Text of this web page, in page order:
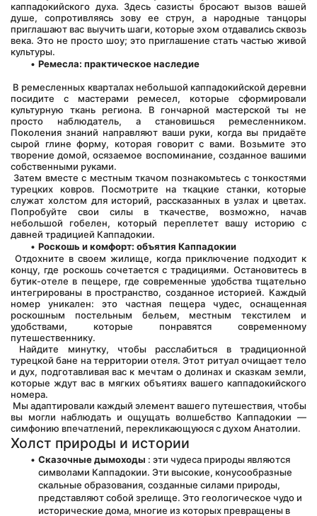
каппадокийского духа. Здесь сазисты бросают вызов вашей
душе, сопротивляясь зову ее струн, а народные танцоры
приглашают вас выучить шаги, которые эхом отдавались сквозь
века. Это не просто шоу; это приглашение стать частью живой
культуры.
Ремесла: практическое наследие
посидите с мастерами ремесел, которые сформировали
культурную ткань региона. В гончарной мастерской ты не
просто наблюдатель, а становишься ремесленником.
Поколения знаний направляют ваши руки, когда вы придаёте
сырой глине форму, которая говорит с вами. Возьмите это
творение домой, осязаемое воспоминание, созданное вашими
собственными руками.
турецких ковров. Посмотрите на ткацкие станки, которые
служат холстом для историй, рассказанных в узлах и цветах.
Попробуйте свои силы в ткачестве, возможно, начав
небольшой гобелен, который переплетет вашу историю с
давней традицией Каппадокии.
Роскошь и комфорт: объятия Каппадокии
концу, где роскошь сочетается с традициями. Остановитесь в
бутик-отеле в пещере, где современные удобства тщательно
интегрированы в пространство, созданное историей. Каждый
номер уникален: это частная пещера чудес, оснащенная
роскошным постельным бельем, местным текстилем и
удобствами, которые понравятся современному
путешественнику.
турецкой бане на территории отеля. Этот ритуал очищает тело
и дух, подготавливая вас к мечтам о долинах и сказкам земли,
которые ждут вас в мягких объятиях вашего каппадокийского
номера.
вы могли наблюдать и ощущать волшебство Каппадокии —
симфонию впечатлений, перекликающуюся с духом Анатолии.
Холст природы и истории
Сказочные дымоходы : эти чудеса природы являются
символами Каппадокии. Эти высокие, конусообразные
скальные образования, созданные силами природы,
представляют собой зрелище. Это геологическое чудо и
исторические дома, многие из которых превращены в